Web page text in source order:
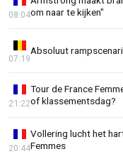
om naar te kijken"
08:04
Absoluut
07:19
Tour de France
of klassementsdag?
21:22
Vollering lucht het
Femmes
20:44